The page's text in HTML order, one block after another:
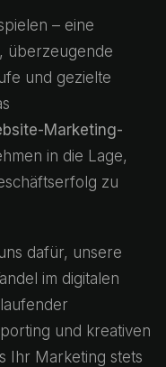
– eine
überzeugende
und gezielte
Marketing-
in die Lage,
zu
dafür, unsere
im digitalen
und kreativen
Ihr Marketing stets